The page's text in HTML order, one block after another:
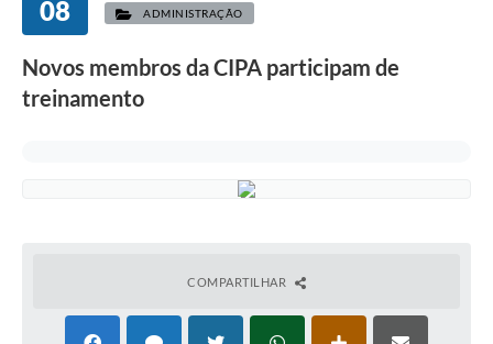
Turismo
Secretarias
08 ADMINISTRAÇÃO
Novos membros da CIPA participam de
treinamento
COMPARTILHAR